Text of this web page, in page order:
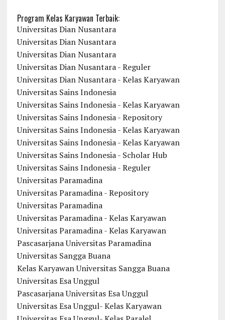
Program Kelas Karyawan Terbaik:
Universitas Dian Nusantara
Universitas Dian Nusantara
Universitas Dian Nusantara
Universitas Dian Nusantara - Reguler
Universitas Dian Nusantara - Kelas Karyawan
Universitas Sains Indonesia
Universitas Sains Indonesia - Kelas Karyawan
Universitas Sains Indonesia - Repository
Universitas Sains Indonesia - Kelas Karyawan
Universitas Sains Indonesia - Kelas Karyawan
Universitas Sains Indonesia - Scholar Hub
Universitas Sains Indonesia - Reguler
Universitas Paramadina
Universitas Paramadina - Repository
Universitas Paramadina
Universitas Paramadina - Kelas Karyawan
Universitas Paramadina - Kelas Karyawan
Pascasarjana Universitas Paramadina
Universitas Sangga Buana
Kelas Karyawan Universitas Sangga Buana
Universitas Esa Unggul
Pascasarjana Universitas Esa Unggul
Universitas Esa Unggul- Kelas Karyawan